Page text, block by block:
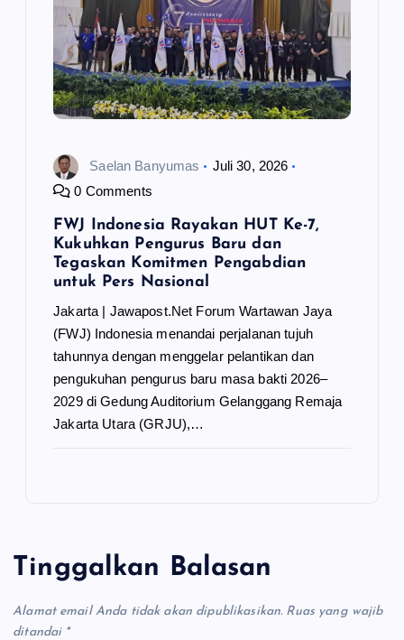
Saelan Banyumas
Juli 30, 2026
0 Comments
FWJ Indonesia Rayakan HUT Ke-7,
Kukuhkan Pengurus Baru dan
Tegaskan Komitmen Pengabdian
untuk Pers Nasional
Jakarta | Jawapost.Net Forum Wartawan Jaya
(FWJ) Indonesia menandai perjalanan tujuh
tahunnya dengan menggelar pelantikan dan
pengukuhan pengurus baru masa bakti 2026–
2029 di Gedung Auditorium Gelanggang Remaja
Jakarta Utara (GRJU),…
Tinggalkan Balasan
Alamat email Anda tidak akan dipublikasikan. Ruas yang wajib
ditandai *